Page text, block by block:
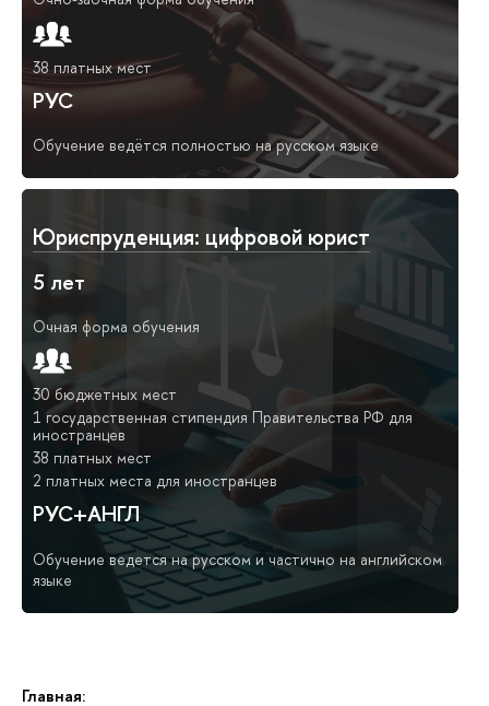
Главная:
38 платных мест
РУС
Обучение ведётся полностью на русском языке
Юриспруденция: цифровой юрист
5 лет
Очная форма обучения
30 бюджетных мест
1 государственная стипендия Правительства РФ для
иностранцев
38 платных мест
2 платных места для иностранцев
РУС+АНГЛ
Обучение ведется на русском и частично на английском
языке